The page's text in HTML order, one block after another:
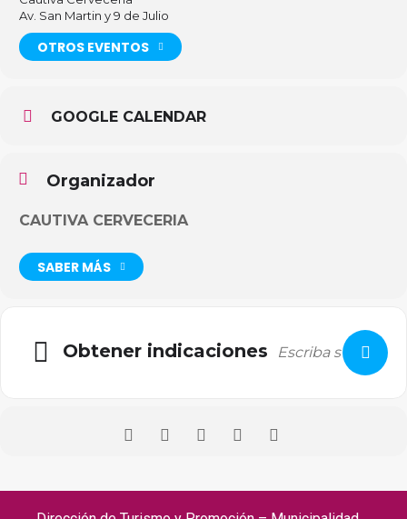
Av. San Martin y 9 de Julio
OTROS EVENTOS
GOOGLE CALENDAR
Organizador
CAUTIVA CERVECERIA
SABER MÁS
Obtener indicaciones